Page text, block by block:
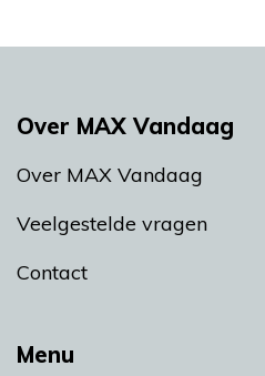
Menu
Over MAX Vandaag
Over MAX Vandaag
Veelgestelde vragen
Contact